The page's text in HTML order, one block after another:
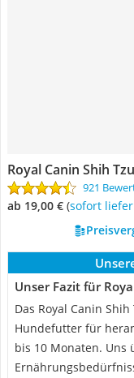
Royal Canin Shih
921
ab 19,00 € ( Sofort
Unser Fazit für
Das Royal Canin
Hundefutter für
bis 10 Monaten. Uns